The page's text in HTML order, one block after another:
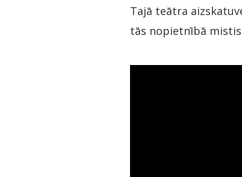
Tajā teātra
tās nopietnībā